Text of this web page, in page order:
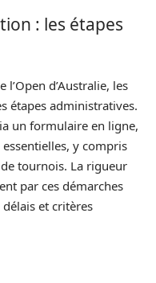
: les étapes
d’Australie, les
étapes administratives.
un formulaire en ligne,
y compris
tournois. La rigueur
par ces démarches
et critères